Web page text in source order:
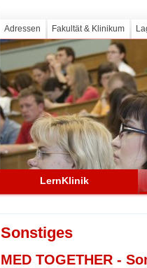
Adressen Fakultät & Klinikum
LernKlinik
Sonstiges
MED TOGETHER -